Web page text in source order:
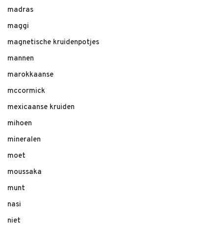
madras
maggi
magnetische kruidenpotjes
mannen
marokkaanse
mccormick
mexicaanse kruiden
mihoen
mineralen
moet
moussaka
munt
nasi
niet